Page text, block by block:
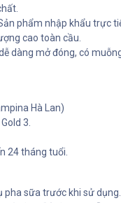
phẩm nhập khẩu trực
cao toàn cầu.
dàng mở đóng, có
Hà Lan)
3.
24 tháng tuổi.
pha sữa trước khi sử dụng.